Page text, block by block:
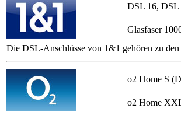
DSL 16, DSL
Glasfaser
Die DSL-Anschlüsse von 1&1 gehören zu
o2 Home S
o2 Home